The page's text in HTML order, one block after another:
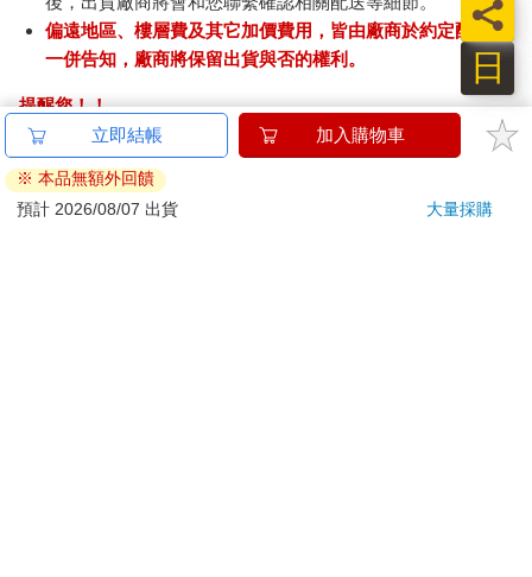
偏遠地區、樓層費及其它加價費用，皆由廠商於約定配送時
一併告知，廠商將保留出貨與否的權利。
提醒您！！
金石堂及銀行均不會請您操作ATM! 如接獲電話要求您前往
ATM提款機，請不要聽從指示，以免受騙上當！
退換貨須知：
立即結帳 加入購物車
※ 本品無額外回饋
預計 2026/08/07 出貨
大量採購
日
員